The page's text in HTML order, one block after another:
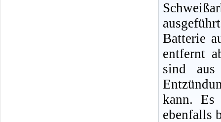
Batterie
entfernt
sind
kann. Es
ebenfalls